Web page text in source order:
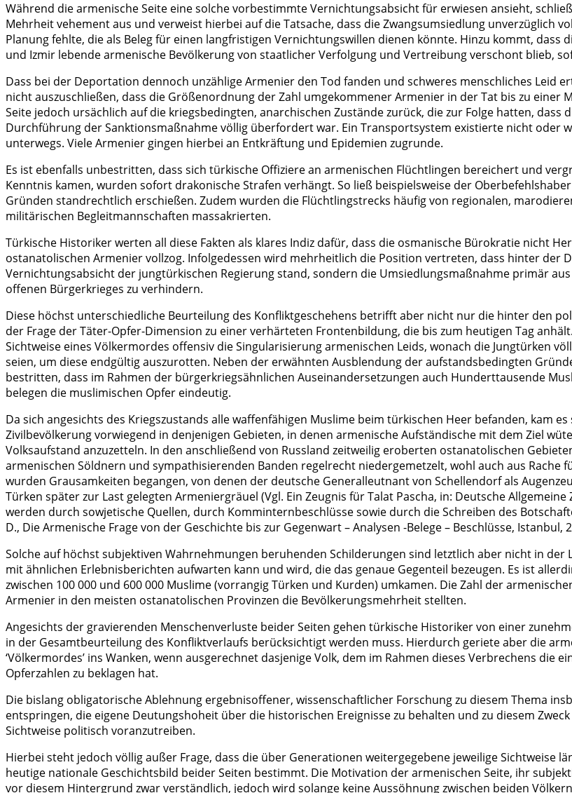
Während die armenische Seite eine solche vorbestimmte Vernichtungsabsicht für erwiesen ansieht,
Mehrheit vehement aus und verweist hierbei auf die Tatsache, dass die Zwangsumsiedlung unverzüglich
Planung fehlte, die als Beleg für einen langfristigen Vernichtungswillen dienen könnte. Hinzu kommt,
und Izmir lebende armenische Bevölkerung von staatlicher Verfolgung und Vertreibung verschont blieb,
Dass bei der Deportation dennoch unzählige Armenier den Tod fanden und schweres menschliches Leid
nicht auszuschließen, dass die Größenordnung der Zahl umgekommener Armenier in der Tat bis zu
Seite jedoch ursächlich auf die kriegsbedingten, anarchischen Zustände zurück, die zur Folge hatten,
Durchführung der Sanktionsmaßnahme völlig überfordert war. Ein Transportsystem existierte nicht oder
unterwegs. Viele Armenier gingen hierbei an Entkräftung und Epidemien zugrunde.
Es ist ebenfalls unbestritten, dass sich türkische Offiziere an armenischen Flüchtlingen bereichert und
Kenntnis kamen, wurden sofort drakonische Strafen verhängt. So ließ beispielsweise der
Gründen standrechtlich erschießen. Zudem wurden die Flüchtlingstrecks häufig von regionalen,
militärischen Begleitmannschaften massakrierten.
Türkische Historiker werten all diese Fakten als klares Indiz dafür, dass die osmanische Bürokratie nicht
ostanatolischen Armenier vollzog. Infolgedessen wird mehrheitlich die Position vertreten, dass hinter der
Vernichtungsabsicht der jungtürkischen Regierung stand, sondern die Umsiedlungsmaßnahme primär
offenen Bürgerkrieges zu verhindern.
Diese höchst unterschiedliche Beurteilung des Konfliktgeschehens betrifft aber nicht nur die hinter den
der Frage der Täter-Opfer-Dimension zu einer verhärteten Frontenbildung, die bis zum heutigen Tag
Sichtweise eines Völkermordes offensiv die Singularisierung armenischen Leids, wonach die Jungtürken
seien, um diese endgültig auszurotten. Neben der erwähnten Ausblendung der aufstandsbedingten
bestritten, dass im Rahmen der bürgerkriegsähnlichen Auseinandersetzungen auch Hunderttausende
belegen die muslimischen Opfer eindeutig.
Da sich angesichts des Kriegszustands alle waffenfähigen Muslime beim türkischen Heer befanden, kam
Zivilbevölkerung vorwiegend in denjenigen Gebieten, in denen armenische Aufständische mit dem Ziel
Volksaufstand anzuzetteln. In den anschließend von Russland zeitweilig eroberten ostanatolischen
armenischen Söldnern und sympathisierenden Banden regelrecht niedergemetzelt, wohl auch aus
wurden Grausamkeiten begangen, von denen der deutsche Generalleutnant von Schellendorf als
Türken später zur Last gelegten Armeniergräuel (Vgl. Ein Zeugnis für Talat Pascha, in: Deutsche
werden durch sowjetische Quellen, durch Komminternbeschlüsse sowie durch die Schreiben des
D., Die Armenische Frage von der Geschichte bis zur Gegenwart – Analysen -Belege – Beschlüsse, Istanbul,
Solche auf höchst subjektiven Wahrnehmungen beruhenden Schilderungen sind letztlich aber nicht in der
mit ähnlichen Erlebnisberichten aufwarten kann und wird, die das genaue Gegenteil bezeugen. Es ist
zwischen 100 000 und 600 000 Muslime (vorrangig Türken und Kurden) umkamen. Die Zahl der
Armenier in den meisten ostanatolischen Provinzen die Bevölkerungsmehrheit stellten.
Angesichts der gravierenden Menschenverluste beider Seiten gehen türkische Historiker von einer
in der Gesamtbeurteilung des Konfliktverlaufs berücksichtigt werden muss. Hierdurch geriete aber die
‘Völkermordes’ ins Wanken, wenn ausgerechnet dasjenige Volk, dem im Rahmen dieses Verbrechens die
Opferzahlen zu beklagen hat.
Die bislang obligatorische Ablehnung ergebnisoffener, wissenschaftlicher Forschung zu diesem Thema
entspringen, die eigene Deutungshoheit über die historischen Ereignisse zu behalten und zu diesem
Sichtweise politisch voranzutreiben.
Hierbei steht jedoch völlig außer Frage, dass die über Generationen weitergegebene jeweilige Sichtweise
heutige nationale Geschichtsbild beider Seiten bestimmt. Die Motivation der armenischen Seite, ihr
vor diesem Hintergrund zwar verständlich, jedoch wird solange keine Aussöhnung zwischen beiden